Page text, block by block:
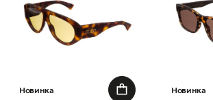
Новинка Новинка